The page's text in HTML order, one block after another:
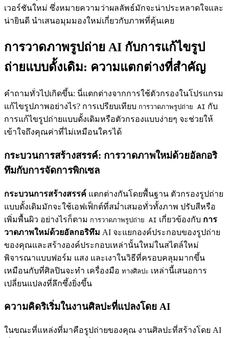
เวอร์ชันใหม่ ซึ่งหมายความว่าผลลัพธ์มักจะน่าประหลาดใจและ
น่ายินดี นำเสนอมุมมองใหม่เกี่ยวกับภาพที่คุ้นเคย
การวาดภาพรูปถ่าย AI กับการแก้ไขรูป
ถ่ายแบบดั้งเดิม: ความแตกต่างที่สำคัญ
คำถามทั่วไปเกิดขึ้น: นี่แตกต่างจากการใช้ตัวกรองในโปรแกรม
แก้ไขรูปภาพอย่างไร? การเปรียบเทียบ การวาดภาพรูปถ่าย AI กับ
การแก้ไขรูปถ่ายแบบดั้งเดิมหรือตัวกรองแบบง่ายๆ จะช่วยให้
เข้าใจถึงคุณค่าที่ไม่เหมือนใครได้
กระบวนการสร้างสรรค์: การวาดภาพใหม่ด้วยอัลกอริ
ทึมกับการจัดการพิกเซล
กระบวนการสร้างสรรค์ แตกต่างกันโดยพื้นฐาน ตัวกรองรูปถ่าย
แบบดั้งเดิมมักจะใช้เอฟเฟ็กต์ที่สม่ำเสมอทั่วทั้งภาพ ปรับสีหรือ
เพิ่มพื้นผิว อย่างไรก็ตาม การวาดภาพรูปถ่าย AI เกี่ยวข้องกับ การ
วาดภาพใหม่ด้วยอัลกอริทึม AI จะแยกองค์ประกอบของรูปถ่าย
ของคุณและสร้างองค์ประกอบเหล่านั้นใหม่ในสไตล์ใหม่
พิจารณาแบบฟอร์ม แสง และเงาในวิธีที่ครอบคลุมมากขึ้น
เหมือนกับที่ศิลปินจะทำ เครื่องมือ ทางศิลปะ เหล่านี้เสนอการ
เปลี่ยนแปลงที่ลึกซึ้งยิ่งขึ้น
ความคิดริเริ่มในงานศิลปะที่แปลงโดย AI
ในขณะที่แหล่งที่มาคือรูปถ่ายของคุณ งานศิลปะที่สร้างโดย AI